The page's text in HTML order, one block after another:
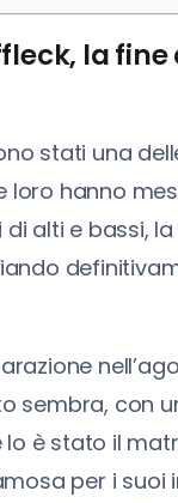
la
stati una
loro hanno
alti e bassi,
sembra, con
è stato il
per i